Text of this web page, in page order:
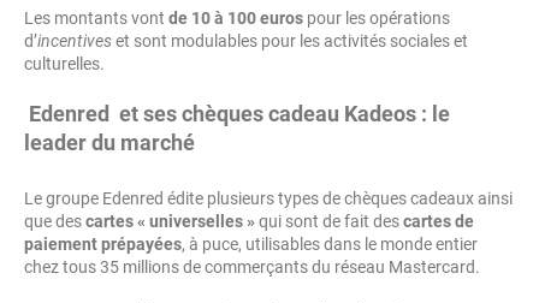
Les montants vont de 10 à 100 euros pour les opérations
d’incentiveset sont modulables pour les activités sociales et
culturelles.
Edenred et ses chèques cadeau Kadeos : le
leader du marché
Le groupe Edenred édite plusieurs types de chèques cadeaux ainsi
que descartes « universelles »qui sont de fait descartes de
paiement prépayées, à puce, utilisables dans le monde entier
chez tous 35 millions de commerçants du réseau Mastercard.